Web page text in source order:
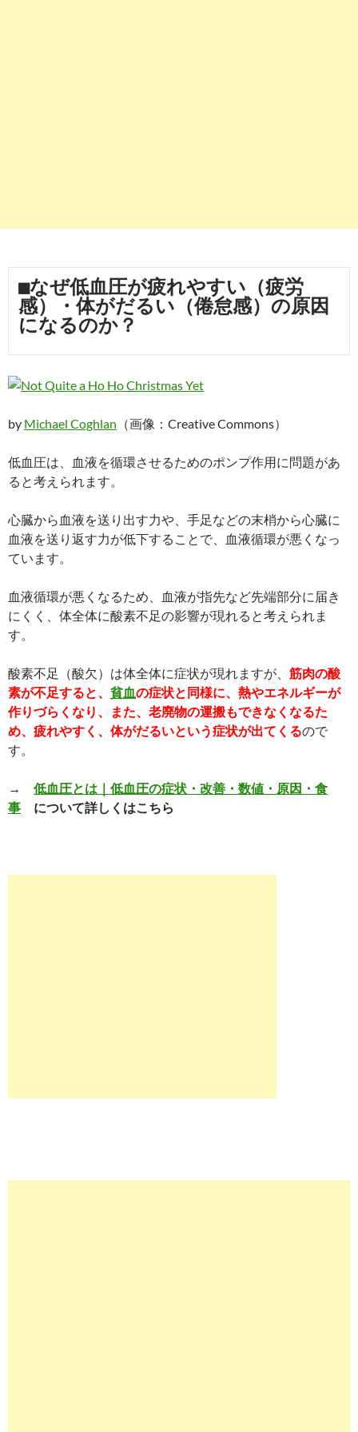
■なぜ低血圧が疲れやすい（疲労
感）・体がだるい（倦怠感）の原因
になるのか？
by Michael Coghlan （画像：Creative Commons）
低血圧は、血液を循環させるためのポンプ作用に問題があ
ると考えられます。
心臓から血液を送り出す力や、手足などの末梢から心臓に
血液を送り返す力が低下することで、血液循環が悪くなっ
ています。
血液循環が悪くなるため、血液が指先など先端部分に届き
にくく、体全体に酸素不足の影響が現れると考えられま
す。
酸素不足（酸欠）は体全体に症状が現れますが、 筋肉の酸
素が不足すると、 貧血の症状と同様に、熱やエネルギーが
作りづらくなり、また、老廃物の運搬もできなくなるた
め、疲れやすく、体がだるいという症状が出てくるので
す。
→ 低血圧とは｜低血圧の症状・改善・数値・原因・食
事 について詳しくはこちら